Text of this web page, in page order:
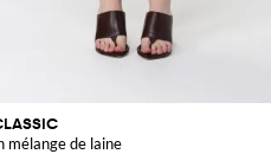
mélange de laine